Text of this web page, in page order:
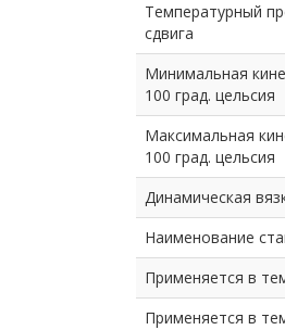
Температурный
сдвига
Минимальная
100 град. цельсия
Максимальная
100 град. цельсия
Динамическая
Наименование
Применяется в
Применяется в